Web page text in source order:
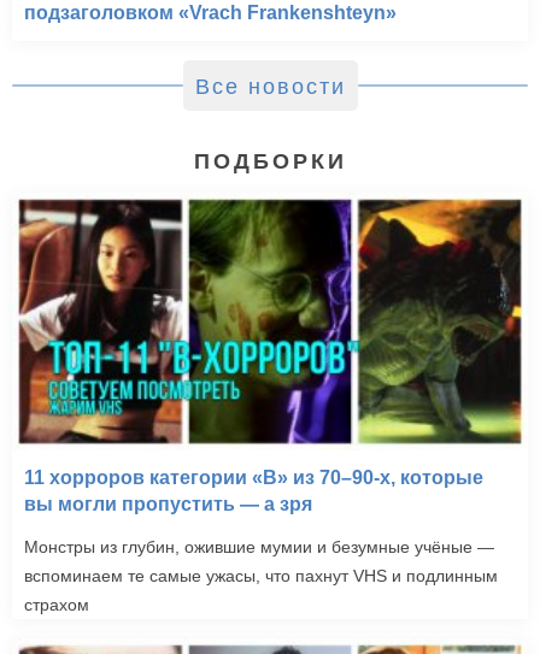
подзаголовком «Vrach Frankenshteyn»
Все новости
ПОДБОРКИ
11 хорроров категории «B» из 70–90-х, которые
вы могли пропустить — а зря
Монстры из глубин, ожившие мумии и безумные учёные —
вспоминаем те самые ужасы, что пахнут VHS и подлинным
страхом